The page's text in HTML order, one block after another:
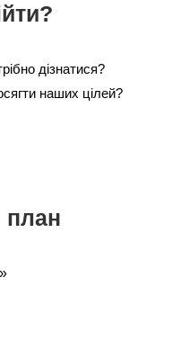
дізнатися?
наших цілей?
план